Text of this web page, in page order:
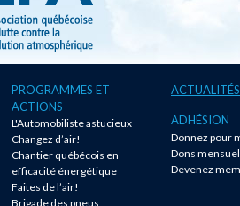
PROGRAMMES ET
ACTIONS
L'Automobiliste astucieux
Changez d’air!
Chantier québécois en
efficacité énergétique
Faites de l’air!
Brigade des pneus
ACTUALITÉS
ADHÉSION
Donnez pour
Dons
Devenez